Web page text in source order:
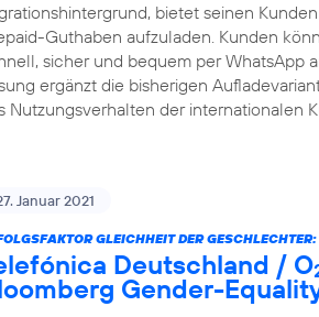
bietet seinen
Guthaben aufzuladen. Kunden
sicher und bequem per WhatsApp
ergänzt die bisherigen
Nutzungsverhalten der internationalen
Januar 2021
GLEICHHEIT DER GESCHLECHTER:
Deutschland / O
Gender-